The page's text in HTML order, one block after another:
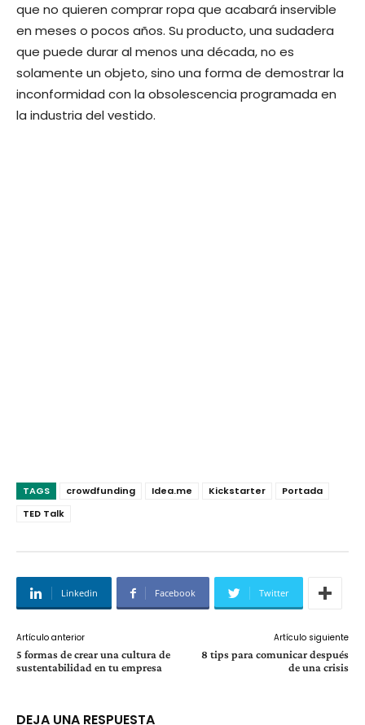
que no quieren comprar ropa que acabará inservible
en meses o pocos años. Su producto, una sudadera
que puede durar al menos una década, no es
solamente un objeto, sino una forma de demostrar la
inconformidad con la obsolescencia programada en
la industria del vestido.
TAGS crowdfunding Idea.me Kickstarter
Portada
TED Talk
Linkedin Facebook Twitter
Artículo anterior
5 formas de crear una cultura de
sustentabilidad en tu empresa
Artículo siguiente
8 tips para comunicar después
de una crisis
DEJA UNA RESPUESTA